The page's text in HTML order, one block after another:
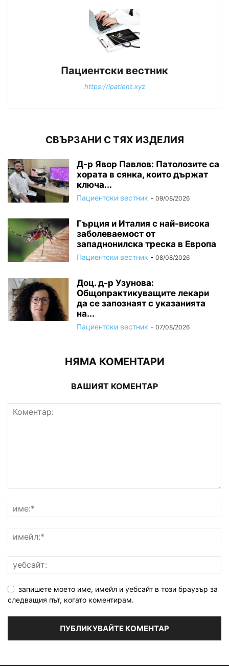
Пациентски вестник
https://ipatient.xyz
СВЪРЗАНИ С ТЯХ ИЗДЕЛИЯ
Д-р Явор Павлов: Патолозите са
хората в сянка, които държат
ключа...
Пациентски вестник - 09/08/2026
Гърция и Италия с най-висока
заболеваемост от
западнонилска треска в Европа
Пациентски вестник - 08/08/2026
Доц. д-р Узунова:
Общопрактикуващите лекари
да се запознаят с указанията
на...
Пациентски вестник - 07/08/2026
НЯМА КОМЕНТАРИ
ВАШИЯТ КОМЕНТАР
запишете моето име, имейл и уебсайт в този браузър за
следващия път, когато коментирам.